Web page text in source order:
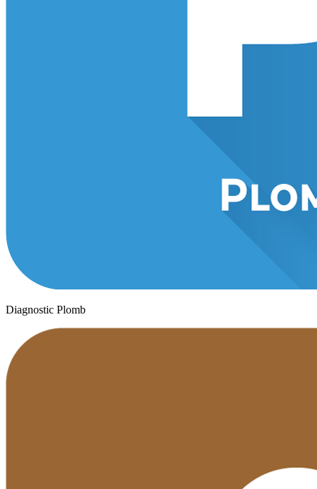
Diagnostic Plomb